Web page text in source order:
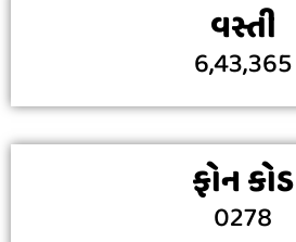
વસ્તી
6,43,365
ફોન કોડ
0278